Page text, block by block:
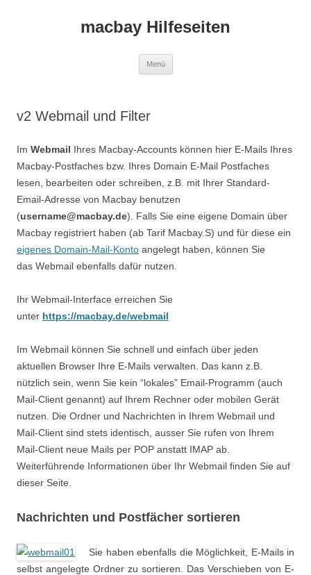
macbay Hilfeseiten
Menü
v2 Webmail und Filter
Im Webmail Ihres Macbay-Accounts können hier E-Mails Ihres
Macbay-Postfaches bzw. Ihres Domain E-Mail Postfaches
lesen, bearbeiten oder schreiben, z.B. mit Ihrer Standard-
Email-Adresse von Macbay benutzen
(username@macbay.de). Falls Sie eine eigene Domain über
Macbay registriert haben (ab Tarif Macbay.S) und für diese ein
eigenes Domain-Mail-Konto angelegt haben, können Sie
das Webmail ebenfalls dafür nutzen.
Ihr Webmail-Interface erreichen Sie
unter https://macbay.de/webmail
Im Webmail können Sie schnell und einfach über jeden
aktuellen Browser Ihre E-Mails verwalten. Das kann z.B.
nützlich sein, wenn Sie kein “lokales” Email-Programm (auch
Mail-Client genannt) auf Ihrem Rechner oder mobilen Gerät
nutzen. Die Ordner und Nachrichten in Ihrem Webmail und
Mail-Client sind stets identisch, ausser Sie rufen von Ihrem
Mail-Client neue Mails per POP anstatt IMAP ab.
Weiterführende Informationen über Ihr Webmail finden Sie auf
dieser Seite.
Nachrichten und Postfächer sortieren
Sie haben ebenfalls die Möglichkeit, E-Mails in
selbst angelegte Ordner zu sortieren. Das Verschieben von E-